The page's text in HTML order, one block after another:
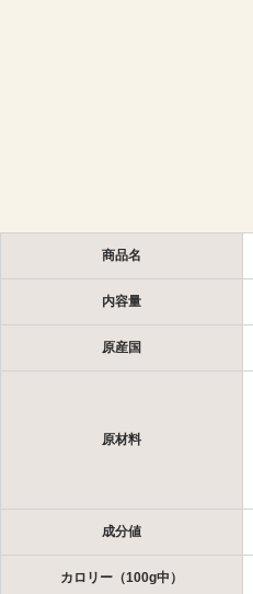
商品名
内容量
原産国
原材料
成分値
カロリー（100g中）